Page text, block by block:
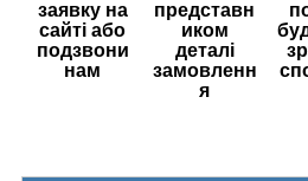
заявку на
сайті або
подзвони
нам
представн
иком
деталі
замовленн
я